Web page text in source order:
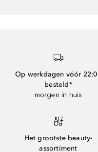
Op werkdagen vóór
besteld*
morgen in huis
Het grootste beauty-
assortiment